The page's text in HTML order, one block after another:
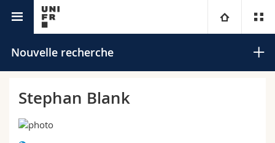
Université
Campus
Vous êtes
Nouvelle recherche
Stephan Blank